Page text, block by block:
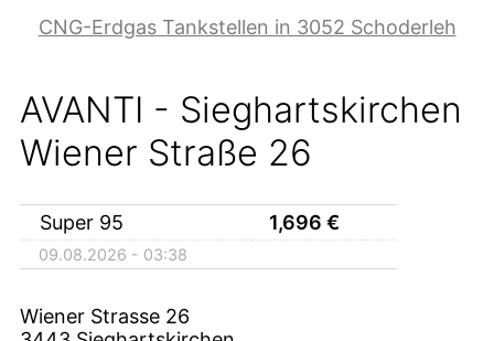
CNG-Erdgas Tankstellen in 3052 Schoderleh
AVANTI - Sieghartskirchen
Wiener Straße 26
Super 95 1,696 €
09.08.2026 - 03:38
Wiener Strasse 26